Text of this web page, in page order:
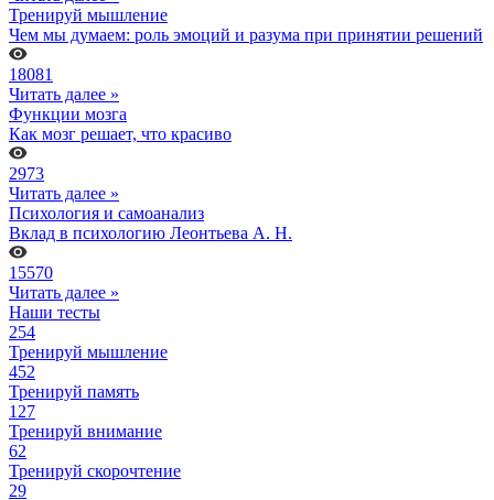
Тренируй мышление
Чем мы думаем: роль эмоций и разума при принятии решений
18081
Читать далее »
Функции мозга
Как мозг решает, что красиво
2973
Читать далее »
Психология и самоанализ
Вклад в психологию Леонтьева А. Н.
15570
Читать далее »
Наши тесты
254
Тренируй мышление
452
Тренируй память
127
Тренируй внимание
62
Тренируй скорочтение
29